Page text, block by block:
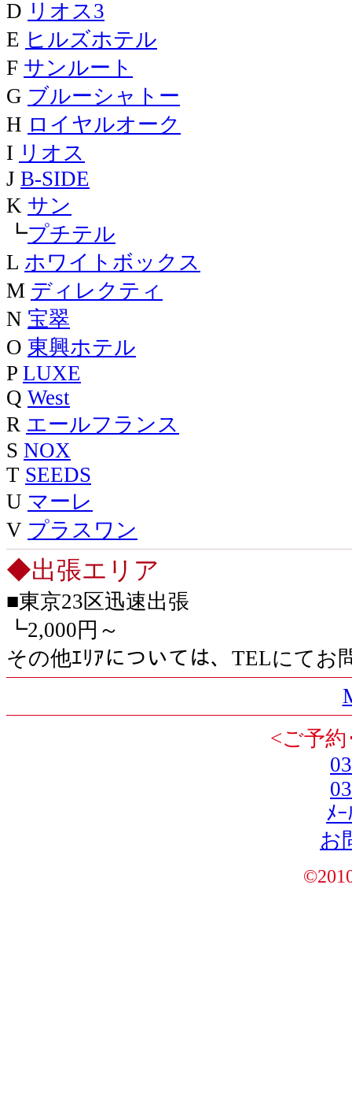
D リオス3
E ヒルズホテル
F サンルート
G ブルーシャトー
H ロイヤルオーク
I リオス
J B-SIDE
K サン
┗プチテル
L ホワイトボックス
M ディレクティ
N 宝翠
O 東興ホテル
P LUXE
Q West
R エールフランス
S NOX
T SEEDS
U マーレ
V プラスワン
◆出張エリア
■東京23区迅速出張
┗2,000円～
その他ｴﾘｱについては、TELにてお
<ご予
ﾒ
お